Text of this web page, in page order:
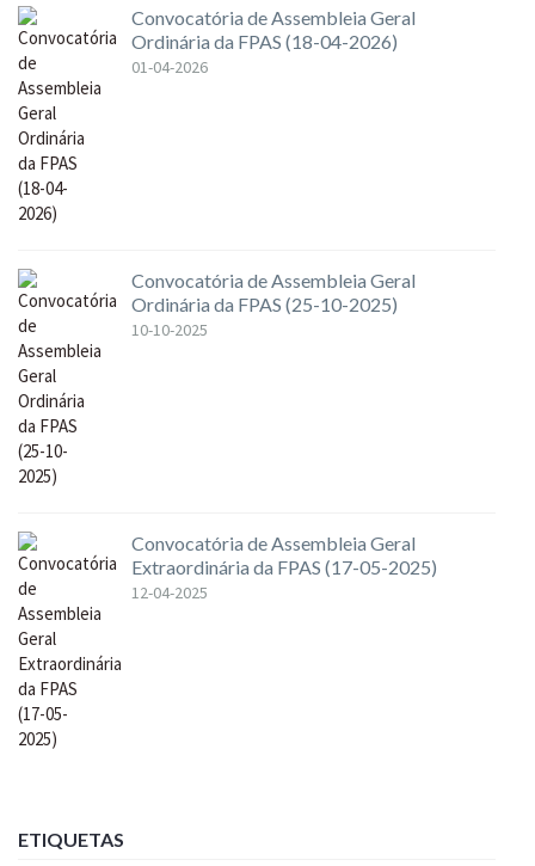
Convocatória de Assembleia Geral
Ordinária da FPAS (18-04-2026)
01-04-2026
Convocatória de Assembleia Geral
Ordinária da FPAS (25-10-2025)
10-10-2025
Convocatória de Assembleia Geral
Extraordinária da FPAS (17-05-2025)
12-04-2025
ETIQUETAS